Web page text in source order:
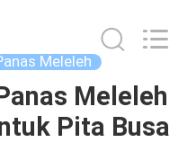
Meleleh
Meleleh
Pita Busa